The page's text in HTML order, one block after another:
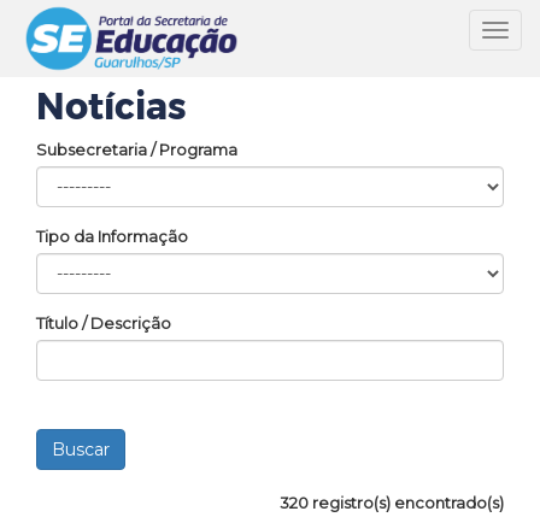
Notícias
Subsecretaria / Programa
Tipo da Informação
Título / Descrição
320 registro(s) encontrado(s)